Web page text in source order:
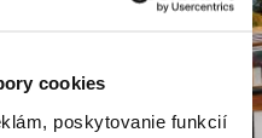
cookies
poskytovanie funkcií